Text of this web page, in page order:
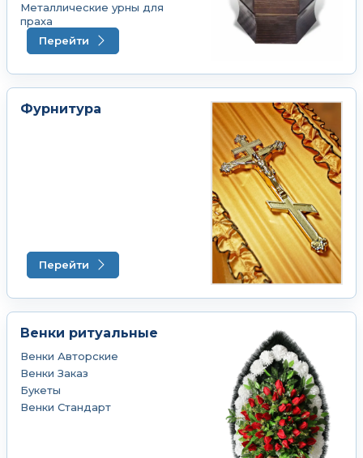
Металлические урны для
праха
Перейти
Фурнитура
Перейти
Венки ритуальные
Венки Авторские
Венки Заказ
Букеты
Венки Стандарт